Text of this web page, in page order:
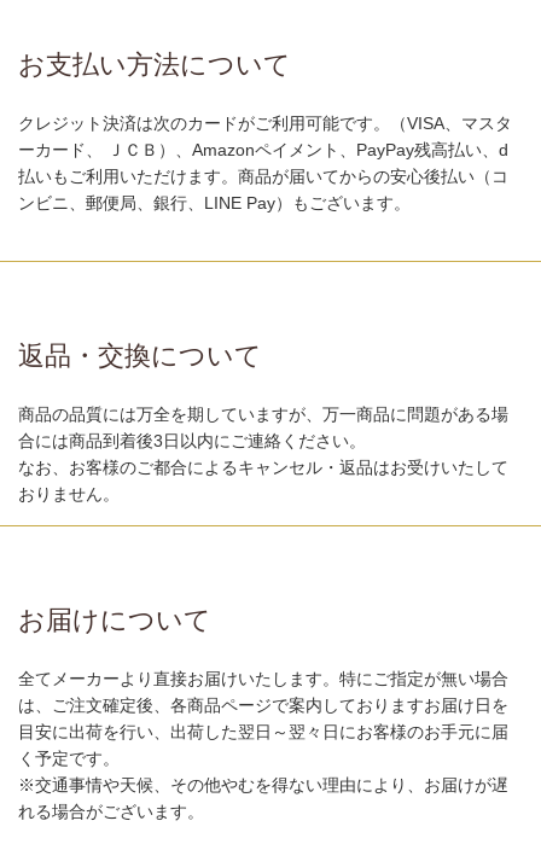
お支払い方法について
クレジット決済は次のカードがご利用可能です。（VISA、マスタ
ーカード、 ＪＣＢ）、Amazonペイメント、PayPay残高払い、d
払いもご利用いただけます。商品が届いてからの安心後払い（コ
ンビニ、郵便局、銀行、LINE Pay）もございます。
返品・交換について
商品の品質には万全を期していますが、万一商品に問題がある場
合には商品到着後3日以内にご連絡ください。
なお、お客様のご都合によるキャンセル・返品はお受けいたして
おりません。
お届けについて
全てメーカーより直接お届けいたします。特にご指定が無い場合
は、ご注文確定後、各商品ページで案内しておりますお届け日を
目安に出荷を行い、出荷した翌日～翌々日にお客様のお手元に届
く予定です。
※交通事情や天候、その他やむを得ない理由により、お届けが遅
れる場合がございます。